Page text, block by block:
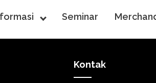
Seminar
Kontak